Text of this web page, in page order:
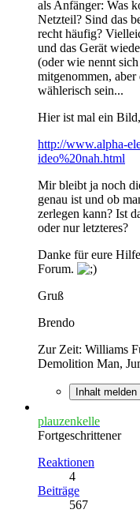
als Anfänger: Was
Netzteil? Sind das
recht häufig?
und das Gerät
(oder wie nennt
mitgenommen,
wählerisch sein...
Hier ist mal ein
http://www.alpha-
ideo%20nah.html
Mir bleibt ja noch
genau ist und ob
zerlegen kann? Ist
oder nur letzteres?
Danke für eure
Forum.
Gruß
Brendo
Zur Zeit: Williams
Demolition Man,
Inhalt melden
plauzenkelle
Fortgeschrittener
Reaktionen
4
Beiträge
567